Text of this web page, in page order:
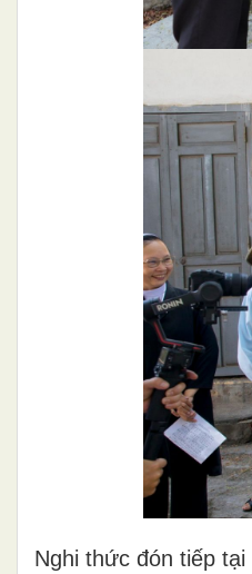
Nghi thức đón tiếp